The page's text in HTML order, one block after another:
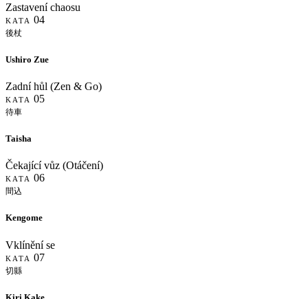
Zastavení chaosu
KATA 04
後杖
Ushiro Zue
Zadní hůl (Zen & Go)
KATA 05
待車
Taisha
Čekající vůz (Otáčení)
KATA 06
間込
Kengome
Vklínění se
KATA 07
切縣